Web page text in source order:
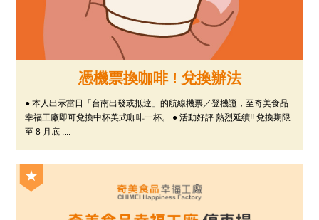
憑機票換咖啡 ! 兌換辦法
● 本人出示當日「台南出發或抵達」的航線機票／登機證，至奇美食品
幸福工廠即可兌換中杯美式咖啡一杯。 ● 活動好評 熱烈延續!! 兌換期限
至 8 月底 ....